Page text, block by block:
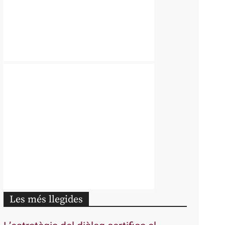
Les més llegides